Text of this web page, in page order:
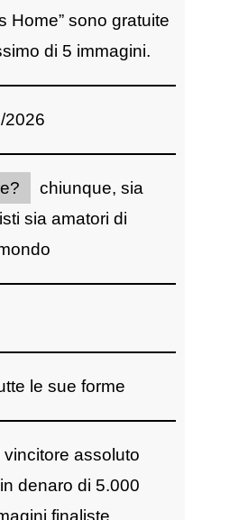
Home” sono gratuite
di 5 immagini.
2026
chiunque, sia
sia amatori di
le sue forme
vincitore assoluto
denaro di 5.000
finaliste